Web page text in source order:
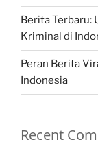
Berita Terbaru:
Kriminal di
Peran Berita
Indonesia
Recent